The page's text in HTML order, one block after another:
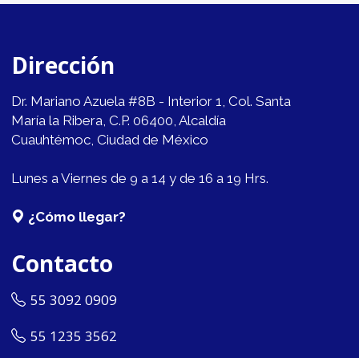
Dirección
Dr. Mariano Azuela #8B - Interior 1, Col. Santa
María la Ribera, C.P. 06400, Alcaldía
Cuauhtémoc, Ciudad de México
Lunes a Viernes de 9 a 14 y de 16 a 19 Hrs.
¿Cómo llegar?
Contacto
55 3092 0909
55 1235 3562